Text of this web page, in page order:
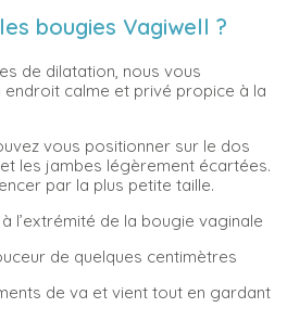
bougies Vagiwell ?
de dilatation, nous vous
endroit calme et privé propice à la
vous positionner sur le dos
les jambes légèrement écartées.
par la plus petite taille.
l’extrémité de la bougie vaginale
de quelques centimètres
de va et vient tout en gardant